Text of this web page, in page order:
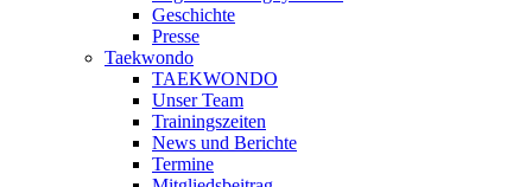
Geschichte
Presse
Taekwondo
TAEKWONDO
Unser Team
Trainingszeiten
News und Berichte
Termine